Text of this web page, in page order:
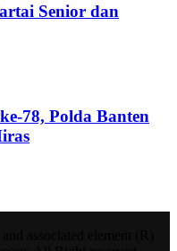
Senior dan
78, Polda Banten